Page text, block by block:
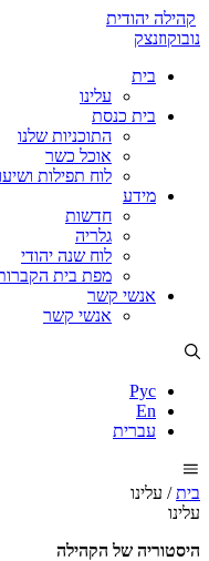
קהילה יהודית
נובוקוזנצק
בית
עלינו
בית כנסת
התוכניות שלנו
אוכל כשר
לוח תפילות
מידע
חדשות
גלריה
לוח שנה יהודי
מפת בית
אנשי קשר
אנשי קשר
Рус
En
עברית
בית/ עלינו
עלינו
היסטוריה של הקהילה